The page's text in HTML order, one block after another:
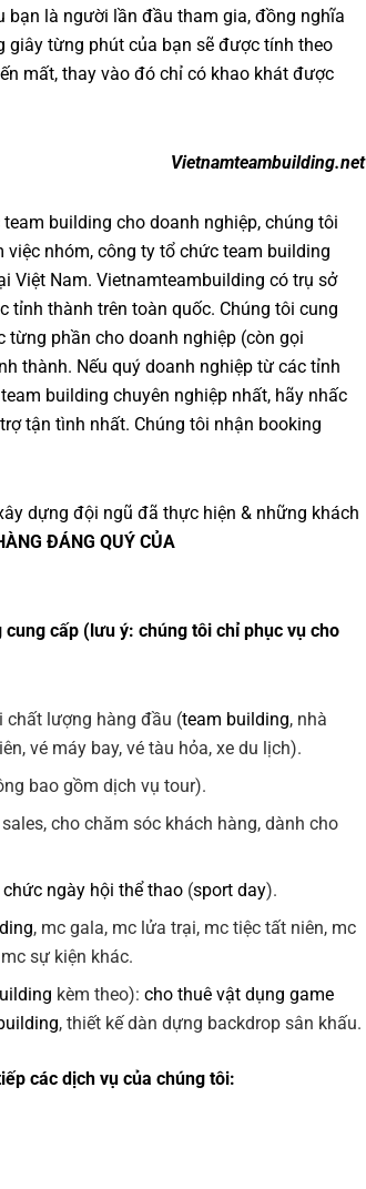
bạn là người lần đầu tham gia, đồng nghĩa
giây từng phút của bạn sẽ được tính theo
mất, thay vào đó chỉ có khao khát được
Vietnamteambuilding.net
building cho doanh nghiệp, chúng tôi
việc nhóm, công ty tổ chức team building
Việt Nam. Vietnamteambuilding có trụ sở
tỉnh thành trên toàn quốc. Chúng tôi cung
từng phần cho doanh nghiệp (còn gọi
thành. Nếu quý doanh nghiệp từ các tỉnh
building chuyên nghiệp nhất, hãy nhấc
tận tình nhất. Chúng tôi nhận booking
dựng đội ngũ đã thực hiện & những khách
ĐÁNG QUÝ CỦA
cấp (lưu ý: chúng tôi chỉ phục vụ cho
chất lượng hàng đầu (team building, nhà
vé máy bay, vé tàu hỏa, xe du lịch).
bao gồm dịch vụ tour).
cho chăm sóc khách hàng, dành cho
ngày hội thể thao (sport day).
, mc gala, mc lửa trại, mc tiệc tất niên, mc
sự kiện khác.
kèm theo):cho thuê vật dụng game
, thiết kế dàn dựng backdrop sân khấu.
các dịch vụ của chúng tôi: